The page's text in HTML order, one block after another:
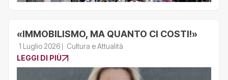
«IMMOBILISMO, MA QUANTO CI COSTI!»
1 Luglio 2026
Cultura e Attualità
LEGGI DI PIÙ